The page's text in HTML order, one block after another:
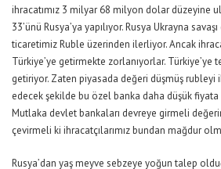
ihracatımız 3 milyar 68 milyon dolar düzeyine
33’ünü Rusya’ya yapılıyor. Rusya Ukrayna
ticaretimiz Ruble üzerinden ilerliyor. Ancak
Türkiye’ye getirmekte zorlanıyorlar. Türkiye’ye
getiriyor. Zaten piyasada değeri düşmüş rubleyi
edecek şekilde bu özel banka daha düşük fiyata
Mutlaka devlet bankaları devreye girmeli
çevirmeli ki ihracatçılarımız bundan mağdur
Rusya’dan yaş meyve sebzeye yoğun talep